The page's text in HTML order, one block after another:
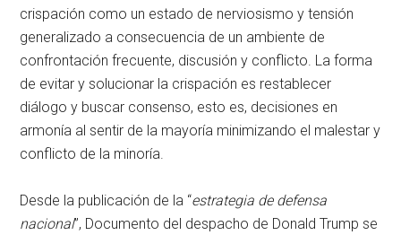
crispación como un estado de nerviosismo y tensión
generalizado a consecuencia de un ambiente de
confrontación frecuente, discusión y conflicto. La forma
de evitar y solucionar la crispación es restablecer
diálogo y buscar consenso, esto es, decisiones en
armonía al sentir de la mayoría minimizando el malestar y
conflicto de la minoría.
Desde la publicación de la “estrategia de defensa
nacional”, Documento del despacho de Donald Trump se